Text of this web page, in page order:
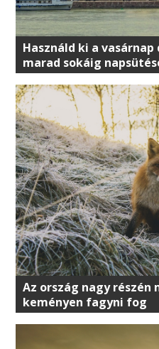
Használd ki a
marad sokáig
Az ország nagy részén
keményen fagyni fog